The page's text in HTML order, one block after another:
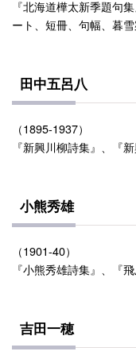
『北海道樺太新季題句
ート、短冊、句幅、暮
田中五呂八
（1895-1937）
『新興川柳詩集』、『
小熊秀雄
（1901-40）
『小熊秀雄詩集』、『
吉田一穂